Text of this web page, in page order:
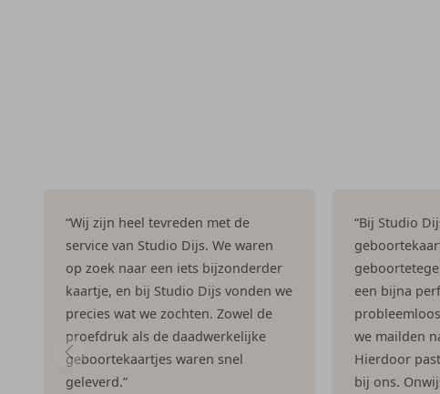
“Wij zijn heel tevreden met de
service van Studio Dijs. We waren
op zoek naar een iets bijzonderder
kaartje, en bij Studio Dijs vonden we
precies wat we zochten. Zowel de
proefdruk als de daadwerkelijke
geboortekaartjes waren snel
geleverd.”
“Bij Studio
een bijna
we mailden
Hierdoor
bij ons.